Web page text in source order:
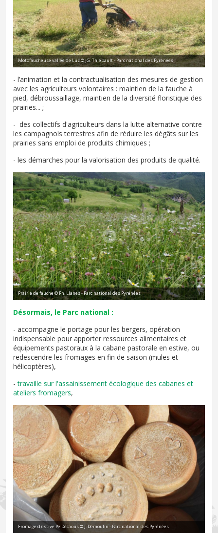
Motofaucheuse vallée de Luz © JG. Thiébault - Parc national des Pyrénées
- l’animation et la contractualisation des mesures de gestion
avec les agriculteurs volontaires : maintien de la fauche à
pied, débroussaillage, maintien de la diversité floristique des
prairies... ;
- des collectifs d'agriculteurs dans la lutte alternative contre
les campagnols terrestres afin de réduire les dégâts sur les
prairies sans emploi de produits chimiques ;
- les démarches pour la valorisation des produits de qualité.
Prairie de fauche © Ph. Llanes - Parc national des Pyrénées
Désormais, le Parc national :
- accompagne le portage pour les bergers, opération
indispensable pour apporter ressources alimentaires et
équipements pastoraux à la cabane pastorale en estive, ou
redescendre les fromages en fin de saison (mules et
hélicoptères),
-travaille sur l'assainissement écologique des cabanes et
ateliers fromagers,
Fromage d'estive Pé Décaous © J. Démoulin - Parc national des Pyrénées